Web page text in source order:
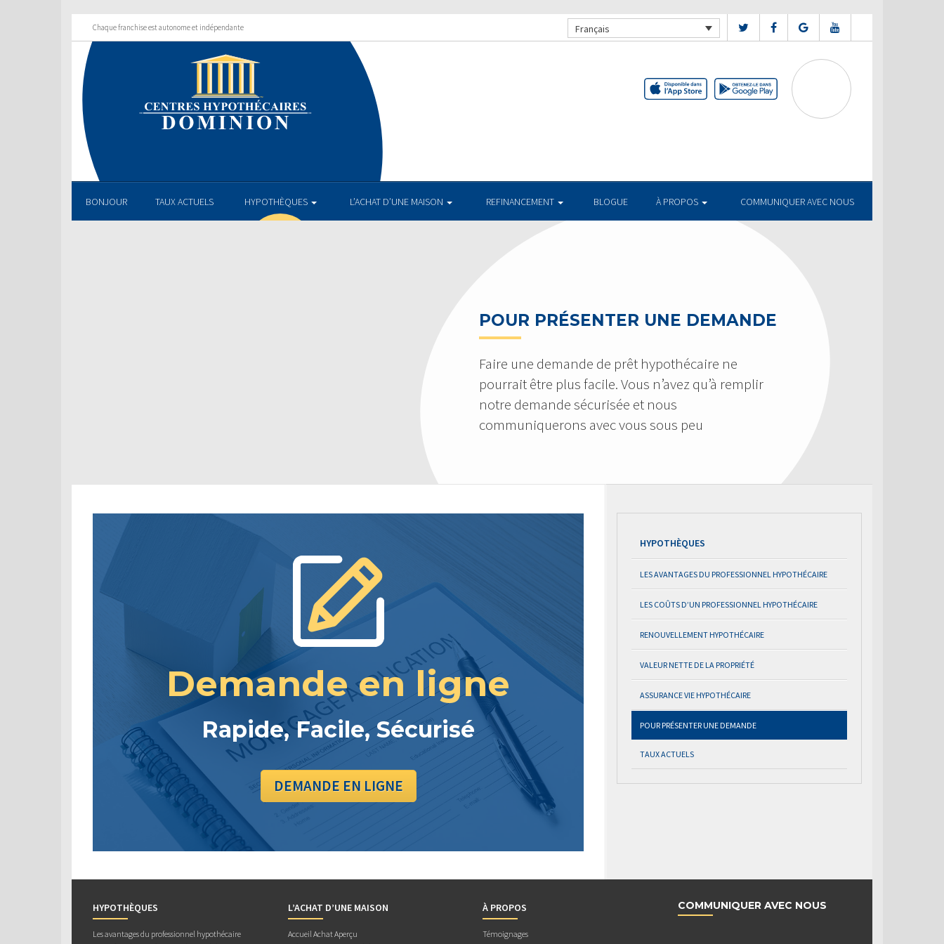
Chaque franchise est autonome et indépendante Français
BONJOUR TAUX ACTUELS HYPOTHÈQUES L’ACHAT D’UNE MAISON REFINANCEMENT BLOGUE À PROPOS COMMUNIQUER AVEC NOUS
POUR PRÉSENTER UNE DEMANDE
Faire une demande de prêt hypothécaire ne
pourrait être plus facile. Vous n’avez qu’à remplir
notre demande sécurisée et nous
communiquerons avec vous sous peu
Demande en ligne
Rapide, Facile, Sécurisé
DEMANDE EN LIGNE
HYPOTHÈQUES
LES AVANTAGES DU PROFESSIONNEL HYPOTHÉCAIRE
LES COÛTS D’UN PROFESSIONNEL HYPOTHÉCAIRE
RENOUVELLEMENT HYPOTHÉCAIRE
VALEUR NETTE DE LA PROPRIÉTÉ
ASSURANCE VIE HYPOTHÉCAIRE
POUR PRÉSENTER UNE DEMANDE
TAUX ACTUELS
HYPOTHÈQUES
Les avantages du professionnel hypothécaire
L’ACHAT D’UNE MAISON
Accueil Achat Aperçu
À PROPOS
Témoignages
COMMUNIQUER AVEC NOUS